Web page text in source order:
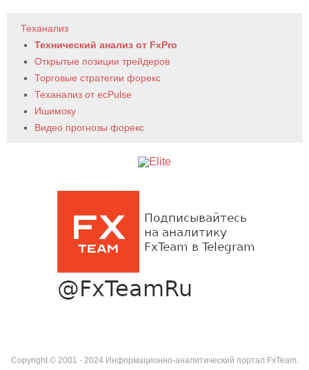
Теханализ
Технический анализ от FxPro
Открытые позиции трейдеров
Торговые стратегии форекс
Теханализ от ecPulse
Ишимоку
Видео прогнозы форекс
Copyright © 2001 - 2024 Информационно-аналитический портал FxTeam.